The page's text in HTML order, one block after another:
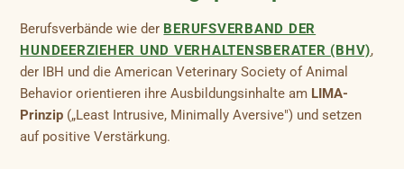
Berufsverbände wie der BERUFSVERBAND DER
HUNDEERZIEHER UND VERHALTENSBERATER (BHV),
der IBH und die American Veterinary Society of Animal
Behavior orientieren ihre Ausbildungsinhalte am LIMA-
Prinzip („Least Intrusive, Minimally Aversive") und setzen
auf positive Verstärkung.